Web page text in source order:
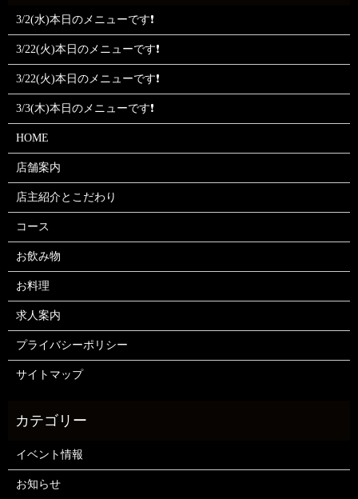
3/2(水)本日のメニューです❗
3/22(火)本日のメニューです❗
3/22(火)本日のメニューです❗
3/3(木)本日のメニューです❗
HOME
店舗案内
店主紹介とこだわり
コース
お飲み物
お料理
求人案内
プライバシーポリシー
サイトマップ
イベント情報
お知らせ